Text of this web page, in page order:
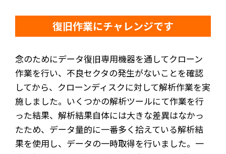
復旧作業にチャレンジです
念のためにデータ復旧専用機器を通してクローン
作業を行い、不良セクタの発生がないことを確認
してから、クローンディスクに対して解析作業を実
施しました。いくつかの解析ツールにて作業を行
った結果、解析結果自体には大きな差異はなかっ
たため、データ量的に一番多く拾えている解析結
果を使用し、データの一時取得を行いました。一